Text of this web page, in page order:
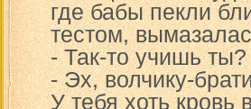
где бабы пекли
тестом,
- Так-то учишь
- Эх, волчику-
У тебя хоть кровь